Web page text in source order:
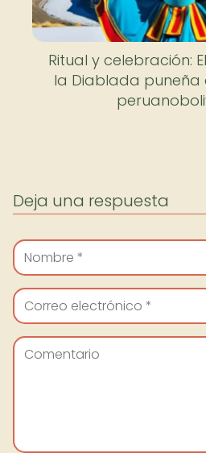
Ritual y celebración:
la Diablada puneña
Deja una respuesta